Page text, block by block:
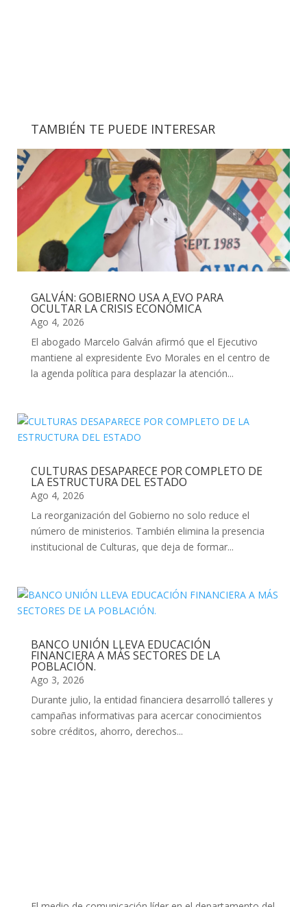
TAMBIÉN TE PUEDE INTERESAR
GALVÁN: GOBIERNO USA A EVO PARA
OCULTAR LA CRISIS ECONÓMICA
Ago 4, 2026
El abogado Marcelo Galván afirmó que el Ejecutivo
mantiene al expresidente Evo Morales en el centro de
la agenda política para desplazar la atención...
CULTURAS DESAPARECE POR COMPLETO DE
LA ESTRUCTURA DEL ESTADO
Ago 4, 2026
La reorganización del Gobierno no solo reduce el
número de ministerios. También elimina la presencia
institucional de Culturas, que deja de formar...
BANCO UNIÓN LLEVA EDUCACIÓN
FINANCIERA A MÁS SECTORES DE LA
POBLACIÓN.
Ago 3, 2026
Durante julio, la entidad financiera desarrolló talleres y
campañas informativas para acercar conocimientos
sobre créditos, ahorro, derechos...